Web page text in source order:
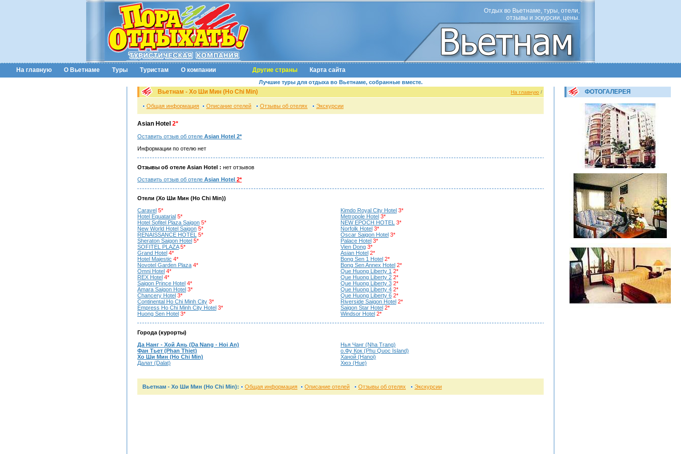
Отдых во Вьетнаме, туры, отели,
отзывы и эскурсии, цены.
На главную О Вьетнаме Туры Туристам О компании Другие страны Карта сайта
Лучшие туры для отдыха во Вьетнаме, собранные вместе.
Вьетнам - Хо Ши Мин (Ho Chi Min) На главную /
Общая информация Описание отелей Отзывы об отелях Экскурсии
Asian Hotel 2*
Оставить отзыв об отеле Asian Hotel 2*
Информации по отелю нет
Отзывы об отеле Asian Hotel : нет отзывов
Оставить отзыв об отеле Asian Hotel 2*
Отели (Хо Ши Мин (Ho Chi Min))
Caravel 5*
Hotel Equatarial 5*
Hotel Sofitel Plaza Saigon 5*
New World Hotel Saigon 5*
RENAISSANCE HOTEL 5*
Sheraton Saigon Hotel 5*
SOFITEL PLAZA 5*
Grand Hotel 4*
Hotel Majestic 4*
Novotel Garden Plaza 4*
Omni Hotel 4*
REX Hotel 4*
Saigon Prince Hotel 4*
Amara Saigon Hotel 3*
Chancery Hotel 3*
Continental Ho Chi Minh City 3*
Empress Ho Chi Minh City Hotel 3*
Huong Sen Hotel 3*
Kimdo Royal City Hotel 3*
Metropole Hotel 3*
NEW EPOCH HOTEL 3*
Norfolk Hotel 3*
Oscar Saigon Hotel 3*
Palace Hotel 3*
Vien Dong 3*
Asian Hotel 2*
Bong Sen 1 Hotel 2*
Bong Sen Annex Hotel 2*
Que Huong Liberty 1 2*
Que Huong Liberty 2 2*
Que Huong Liberty 3 2*
Que Huong Liberty 4 2*
Que Huong Liberty 6 2*
Riverside Saigon Hotel 2*
Saigon Star Hotel 2*
Windsor Hotel 2*
Города (курорты)
Да Нанг - Хой Ань (Da Nang - Hoi An)
Фан Тьет (Phan Thiet)
Хо Ши Мин (Ho Chi Min)
Далат (Dalat)
Нья Чанг (Nha Trang)
о.Фу Кок (Phu Quoc Island)
Ханой (Hanoi)
Хюэ (Hue)
Вьетнам - Хо Ши Мин (Ho Chi Min): Общая информация Описание отелей Отзывы об отелях Экскурсии
ФОТОГАЛЕРЕЯ